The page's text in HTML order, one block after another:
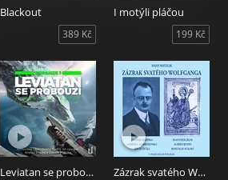
Blackout
389 Kč
I motýli pláčou
199 Kč
Leviatan se probouzí Zázrak svatého Wolfganga